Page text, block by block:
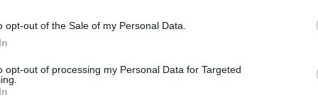
opt-out of the Sale of my Personal Data.
opt-out of processing my Personal Data for Targeted
η πιο Εύκολη Πιστοποίηση